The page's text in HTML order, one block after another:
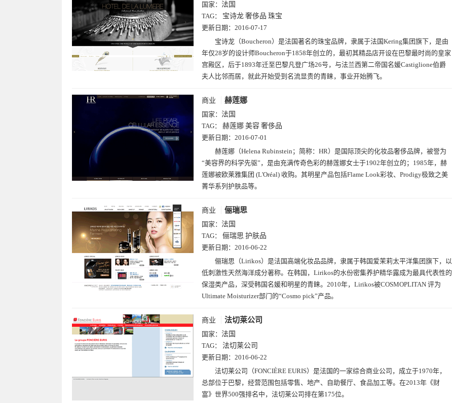
国家： 法国
TAG： 宝诗龙 奢侈品 珠宝
更新日期： 2016-07-17
宝诗龙（Boucheron）是法国著名的珠宝品牌，隶属于法国Kering集团旗下，是由
年仅28岁的设计师Boucheron于1858年创立的，最初其精品店开设在巴黎最时尚的皇家
宫殿区，后于1893年迁至巴黎凡登广场26号，与法兰西第二帝国名媛Castiglione伯爵
夫人比邻而居，就此开始受到名流显贵的青睐，事业开始腾飞。
商业 赫莲娜
国家： 法国
TAG： 赫莲娜 美容 奢侈品
更新日期： 2016-07-01
赫莲娜（Helena Rubinstein；简称：HR）是国际顶尖的化妆品奢侈品牌，被誉为
“美容界的科学先驱”，是由充满传奇色彩的赫莲娜女士于1902年创立的；1985年，赫
莲娜被欧莱雅集团 (L'Oréal) 收购。其明星产品包括Flame Look彩妆、Prodigy极致之美
菁华系列护肤品等。
商业 俪瑞思
国家： 法国
TAG： 俪瑞思 护肤品
更新日期： 2016-06-22
俪瑞思（Lirikos）是法国高端化妆品品牌，隶属于韩国爱茉莉太平洋集团旗下，以
低刺激性天然海洋成分著称。在韩国，Lirikos的水份密集养护精华露成为最具代表性的
保湿类产品，深受韩国名媛和明星的青睐。2010年，Lirikos被COSMOPLITAN 评为
Ultimate Moisturizer部门的“Cosmo pick”产品。
商业 法切莱公司
国家： 法国
TAG： 法切莱公司
更新日期： 2016-06-22
法切莱公司（FONCIÈRE EURIS）是法国的一家综合商业公司，成立于1970年，
总部位于巴黎，经营范围包括零售、地产、自助餐厅、食品加工等。在2013年《财
富》世界500强排名中，法切莱公司排在第175位。